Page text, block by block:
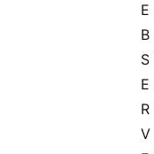
E
B
S
E
R
V